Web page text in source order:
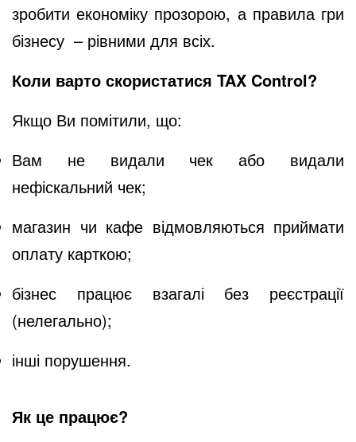
зробити економіку прозорою, а правила гри
бізнесу – рівними для всіх.
Коли варто скористатися TAX Control?
Якщо Ви помітили, що:
Вам не видали чек або видали
нефіскальний чек;
магазин чи кафе відмовляються приймати
оплату карткою;
бізнес працює взагалі без реєстрації
(нелегально);
інші порушення.
Як це працює?